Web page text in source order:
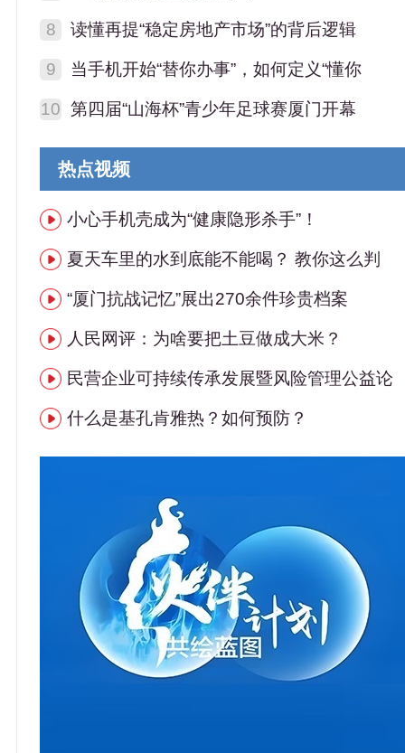
8 读懂再提“稳定房地产市场”的背后逻辑
9 当手机开始“替你办事”，如何定义“懂你
10 第四届“山海杯”青少年足球赛厦门开幕
热点视频
小心手机壳成为“健康隐形杀手”！
夏天车里的水到底能不能喝？ 教你这么判
“厦门抗战记忆”展出270余件珍贵档案
人民网评：为啥要把土豆做成大米？
民营企业可持续传承发展暨风险管理公益论
什么是基孔肯雅热？如何预防？